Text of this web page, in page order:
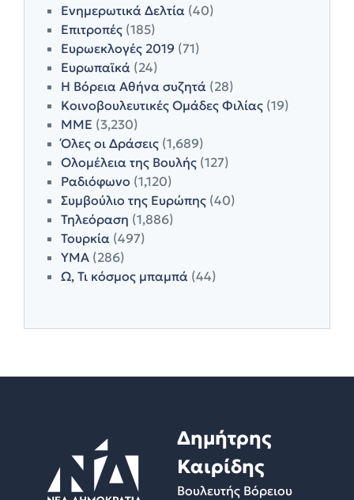
Ενημερωτικά Δελτία (40)
Επιτροπές (185)
Ευρωεκλογές 2019 (71)
Ευρωπαϊκά (24)
Η Βόρεια Αθήνα συζητά (28)
Κοινοβουλευτικές Ομάδες Φιλίας (19)
ΜΜΕ (3,230)
Όλες οι Δράσεις (1,689)
Ολομέλεια της Βουλής (127)
Ραδιόφωνο (1,120)
Συμβούλιο της Ευρώπης (40)
Τηλεόραση (1,886)
Τουρκία (497)
ΥΜΑ (286)
Ω, Τι κόσμος μπαμπά (44)
Δημήτρης
Καιρίδης
Βουλευτής Βόρειου